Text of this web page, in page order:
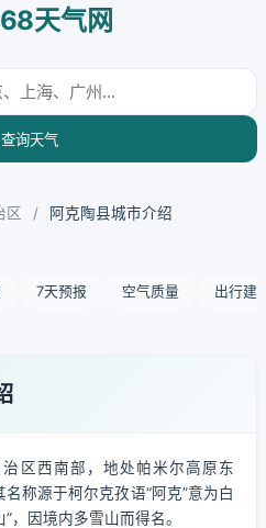
天气网
询天气
区 / 阿克陶县城市介绍
7天预报 空气质量 出行建
区西南部，地处帕米尔高原东
称源于柯尔克孜语“阿克”意为白
，因境内多雪山而得名。